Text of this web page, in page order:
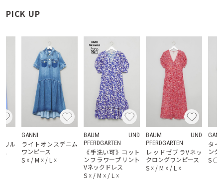
PICK UP
リル
GANNI
ライトオンスデニム
ワンピース
S ☓ / M ☓ / L ☓
BAUM UND
PFERDGARTEN
《手洗い可》コット
ンフラワープリント
Vネックドレス
S ☓ / M ☓ / L ☓
BAUM UND
PFERDGARTEN
レッドゼブラVネッ
クロングワンピース
S ☓ / M ☓ / L ☓
タイ
ング
S ◯